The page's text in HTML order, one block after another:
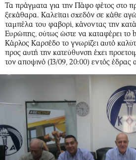
Τα πράγματα για την Πάφο φέτος στο
ξεκάθαρα. Καλείται σχεδόν σε κάθε
ταμπέλα του φαβορί, κάνοντας την
Ευρώπης, ούτως ώστε να καταφέρει
Κάρλος Καρσέδο το γνωρίζει αυτό
προς αυτή την κατεύθυνση έχει
τον αποψινό (13/09, 20:00) εντός